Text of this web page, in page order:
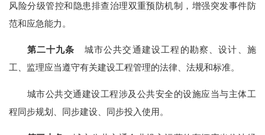
风险分级管控和隐患排查治理双重预防机制，增强突发事件防
范和应急能力。
第二十九条 城市公共交通建设工程的勘察、设计、施
工、监理应当遵守有关建设工程管理的法律、法规和标准。
城市公共交通建设工程涉及公共安全的设施应当与主体工
程同步规划、同步建设、同步投入使用。